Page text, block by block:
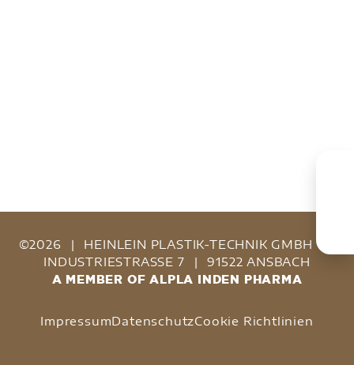
©2026 | HEINLEIN PLASTIK-TECHNIK GMBH
INDUSTRIESTRASSE 7
| 91522 ANSBACH
A MEMBER OF ALPLA INDEN PHARMA
ImpressumDatenschutzCookie Richtlinien